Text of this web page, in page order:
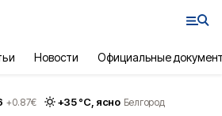
Новости Официальные
+0.87€ +35°С, ясно Белгород